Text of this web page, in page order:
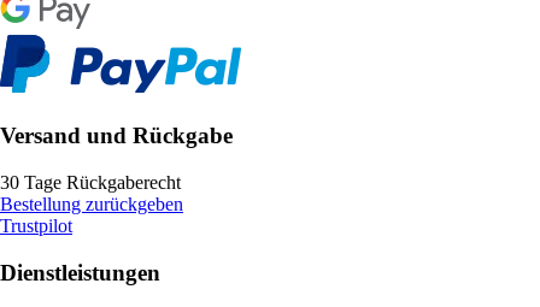
Versand und Rückgabe
30 Tage Rückgaberecht
Bestellung zurückgeben
Trustpilot
Dienstleistungen